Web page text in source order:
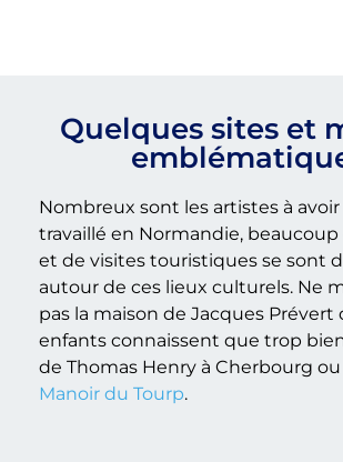
Quelques sites et
Nombreux sont les artistes à
travaillé en Normandie,
et de visites touristiques se sont
autour de ces lieux culturels. Ne
pas la maison de Jacques Prévert
enfants connaissent que trop
de Thomas Henry à Cherbourg
Manoir du Tourp.